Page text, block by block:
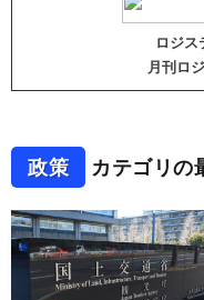
ロジス
月刊ロ
政策 カテゴリの